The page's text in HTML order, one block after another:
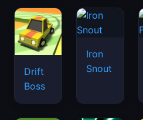
Drift
Boss
Iron
Snout